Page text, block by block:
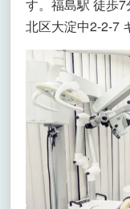
す。福島駅 徒歩
北区大淀中2-2-7